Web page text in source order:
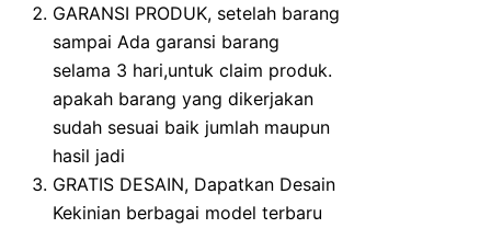
GARANSI PRODUK, setelah barang
sampai Ada garansi barang
selama 3 hari,untuk claim produk.
apakah barang yang dikerjakan
sudah sesuai baik jumlah maupun
hasil jadi
GRATIS DESAIN, Dapatkan Desain
Kekinian berbagai model terbaru